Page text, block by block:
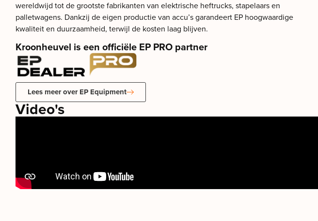
wereldwijd tot de grootste fabrikanten van elektrische heftrucks, stapelaars en
palletwagens. Dankzij de eigen productie van accu’s garandeert EP hoogwaardige
kwaliteit en duurzaamheid, terwijl de kosten laag blijven.
Kroonheuvel is een officiële EP PRO partner
Lees meer over EP Equipment
Video's